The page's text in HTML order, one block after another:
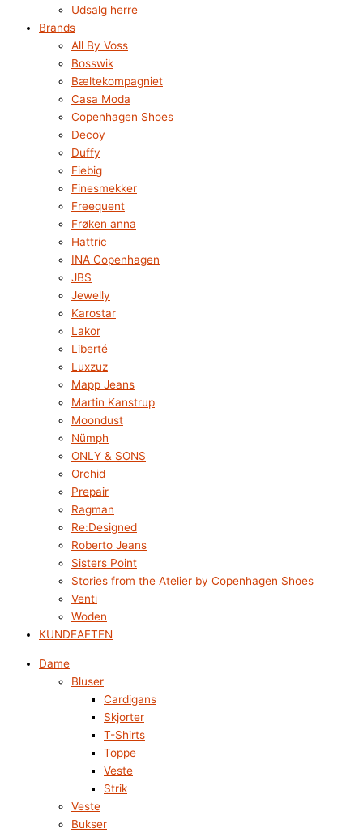
Udsalg herre
Brands
All By Voss
Bosswik
Bæltekompagniet
Casa Moda
Copenhagen Shoes
Decoy
Duffy
Fiebig
Finesmekker
Freequent
Frøken anna
Hattric
INA Copenhagen
JBS
Jewelly
Karostar
Lakor
Liberté
Luxzuz
Mapp Jeans
Martin Kanstrup
Moondust
Nümph
ONLY & SONS
Orchid
Prepair
Ragman
Re:Designed
Roberto Jeans
Sisters Point
Stories from the Atelier by Copenhagen Shoes
Venti
Woden
KUNDEAFTEN
Dame
Bluser
Cardigans
Skjorter
T-Shirts
Toppe
Veste
Strik
Veste
Bukser